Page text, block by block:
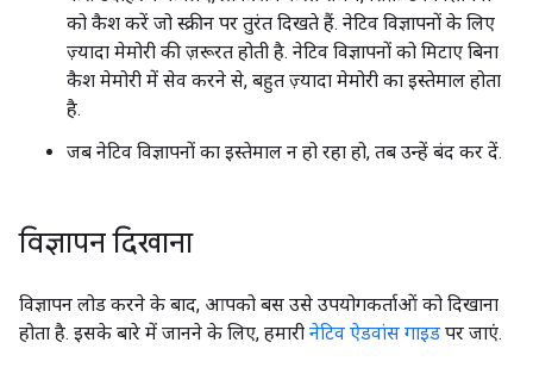
को कैश करें जो स्क्रीन पर तुरंत दिखते हैं. नेटिव विज्ञापनों के लिए
ज़्यादा मेमोरी की ज़रूरत होती है. नेटिव विज्ञापनों को मिटाए बिना
कैश मेमोरी में सेव करने से, बहुत ज़्यादा मेमोरी का इस्तेमाल होता
है.
जब नेटिव विज्ञापनों का इस्तेमाल न हो रहा हो, तब उन्हें बंद कर दें.
विज्ञापन दिखाना
विज्ञापन लोड करने के बाद, आपको बस उसे उपयोगकर्ताओं को दिखाना
होता है. इसके बारे में जानने के लिए, हमारी नेटिव ऐडवांस गाइड पर जाएं.